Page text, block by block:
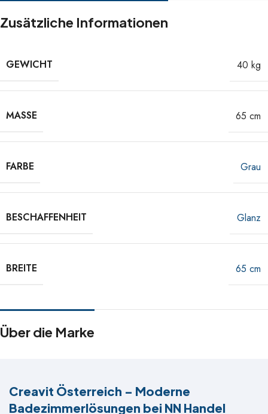
Zusätzliche Informationen
GEWICHT 40 kg
MASSE 65 cm
FARBE Grau
BESCHAFFENHEIT Glanz
BREITE 65 cm
Über die Marke
Creavit Österreich – Moderne
Badezimmerlösungen bei NN Handel